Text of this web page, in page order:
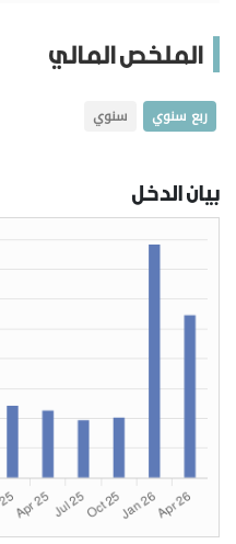
الملخص المالي
ربع سنوي سنوي
بيان الدخل